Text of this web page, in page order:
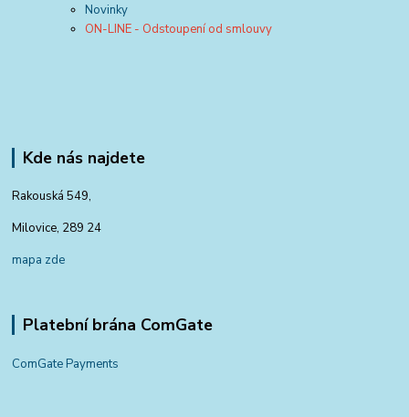
Novinky
ON-LINE - Odstoupení od smlouvy
Kde nás najdete
Rakouská 549,
Milovice, 289 24
mapa zde
Platební brána ComGate
ComGate Payments